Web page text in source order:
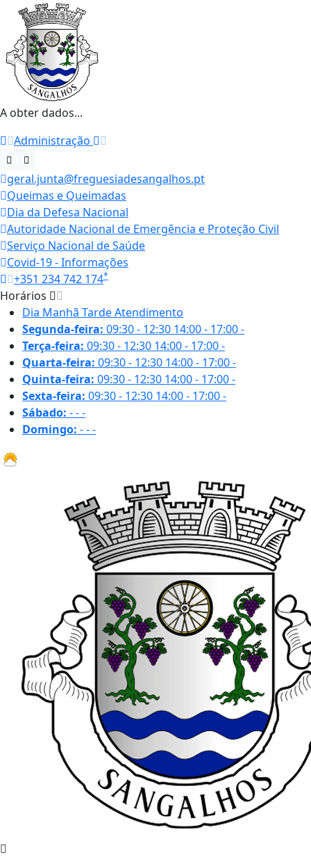
A obter dados...
Administração
geral.junta@freguesiadesangalhos.pt
Queimas e Queimadas
Dia da Defesa Nacional
Autoridade Nacional de Emergência e Proteção Civil
Serviço Nacional de Saúde
Covid-19 - Informações
+351 234 742 174*
Horários
Dia Manhã TardeAtendimento
Segunda-feira: 09:30 - 12:30 14:00 - 17:00-
Terça-feira: 09:30 - 12:30 14:00 - 17:00-
Quarta-feira: 09:30 - 12:30 14:00 - 17:00-
Quinta-feira: 09:30 - 12:30 14:00 - 17:00-
Sexta-feira: 09:30 - 12:30 14:00 - 17:00-
Sábado: ---
Domingo: ---